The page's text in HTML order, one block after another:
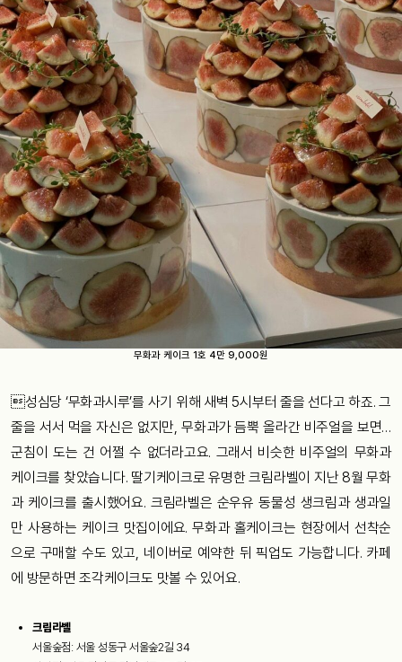
무화과 케이크 1호 4만 9,000원
성심당 ‘무화과시루’를 사기 위해 새벽 5시부터 줄을 선다고 하죠. 그
줄을 서서 먹을 자신은 없지만, 무화과가 듬뿍 올라간 비주얼을 보면…
군침이 도는 건 어쩔 수 없더라고요. 그래서 비슷한 비주얼의 무화과
케이크를 찾았습니다. 딸기케이크로 유명한 크림라벨이 지난 8월 무화
과 케이크를 출시했어요. 크림라벨은 순우유 동물성 생크림과 생과일
만 사용하는 케이크 맛집이에요. 무화과 홀케이크는 현장에서 선착순
으로 구매할 수도 있고, 네이버로 예약한 뒤 픽업도 가능합니다. 카페
에 방문하면 조각케이크도 맛볼 수 있어요.
크림라벨
서울숲점: 서울 성동구 서울숲2길 34